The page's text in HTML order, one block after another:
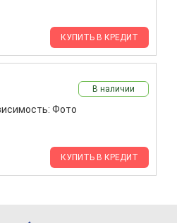
КУПИТЬ В КРЕДИТ
В наличии
КУПИТЬ В КРЕДИТ